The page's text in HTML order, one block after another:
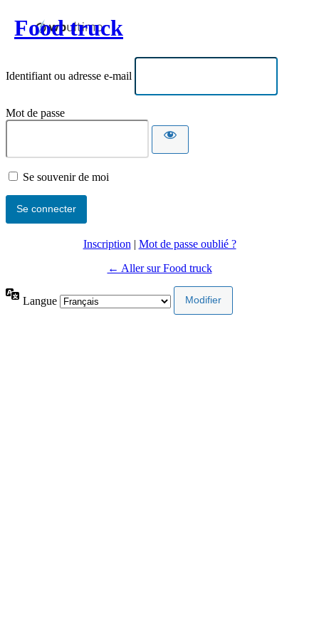
Food truck
Identifiant ou adresse e-mail
Mot de passe
Se souvenir de moi
Inscription | Mot de passe oublié ?
← Aller sur Food truck
Langue